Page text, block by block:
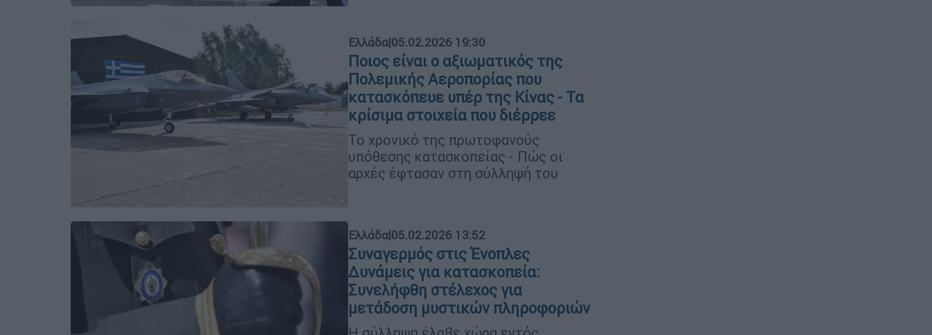
Ελλάδα|05.02.2026 19:30
Ποιος είναι ο αξιωματικός της
Πολεμικής Αεροπορίας που
κατασκόπευε υπέρ της Κίνας - Τα
κρίσιμα στοιχεία που διέρρεε
Το χρονικό της πρωτοφανούς
υπόθεσης κατασκοπείας - Πώς οι
αρχές έφτασαν στη σύλληψή του
Ελλάδα|05.02.2026 13:52
Συναγερμός στις Ένοπλες
Δυνάμεις για κατασκοπεία:
Συνελήφθη στέλεχος για
μετάδοση μυστικών πληροφοριών